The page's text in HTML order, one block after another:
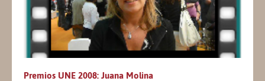
Premios UNE 2008: Juana Molina